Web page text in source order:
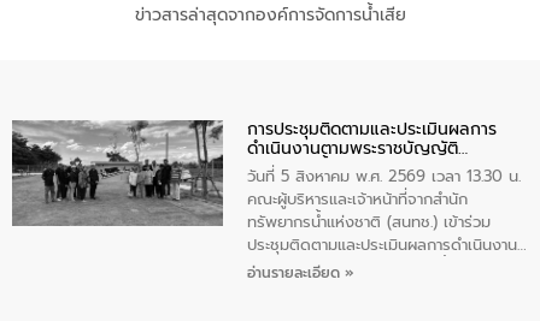
ข่าวสารล่าสุดจากองค์การจัดการน้ำเสีย
การประชุมติดตามและประเมินผลการ
ดำเนินงานตามพระราชบัญญัติ
ทรัพยากรน้ำ พ.ศ. 2561 ประจำ
ปีงบประมาณ พ.ศ. 2569
วันที่ 5 สิงหาคม พ.ศ. 2569 เวลา 13.30 น.
คณะผู้บริหารและเจ้าหน้าที่จากสำนัก
ทรัพยากรน้ำแห่งชาติ (สนทช.) เข้าร่วม
ประชุมติดตามและประเมินผลการดำเนินงาน
ตามพระราชบัญญัติทรัพยากรน้ำ พ.ศ. 2561
อ่านรายละเอียด »